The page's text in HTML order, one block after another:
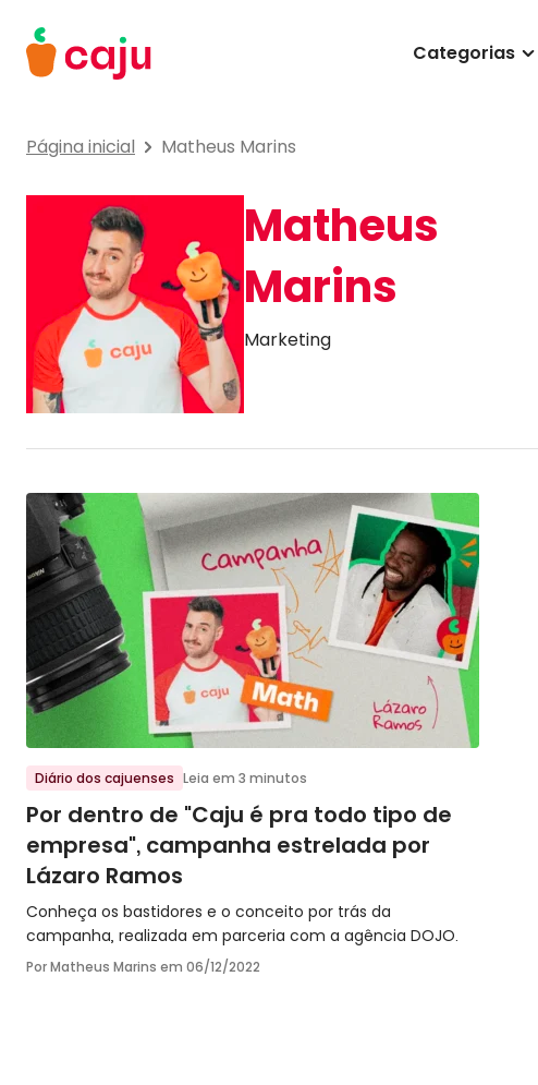
Menu Principal
Categorias
Página inicial Matheus Marins
Matheus
Marins
Marketing
Ir para o post
Diário dos cajuenses Leia em 3 minutos
Por dentro de "Caju é pra todo tipo de
empresa", campanha estrelada por
Lázaro Ramos
Conheça os bastidores e o conceito por trás da
campanha, realizada em parceria com a agência DOJO.
Por Matheus Marins em 06/12/2022